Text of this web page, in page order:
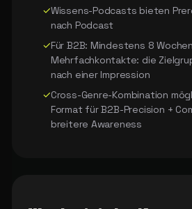
✓Wissens-Podcasts bieten
nach Podcast
✓Für B2B: Mindestens 8
Mehrfachkontakte: die
nach einer Impression
✓Cross-Genre-Kombination
Format für B2B-Precision +
breitere Awareness